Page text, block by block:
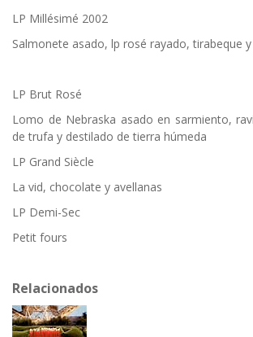
LP Millésimé 2002
Salmonete asado, lp rosé rayado, tirabeque
LP Brut Rosé
Lomo de Nebraska asado en sarmiento,
de trufa y destilado de tierra húmeda
LP Grand Siècle
La vid, chocolate y avellanas
LP Demi-Sec
Petit fours
Relacionados